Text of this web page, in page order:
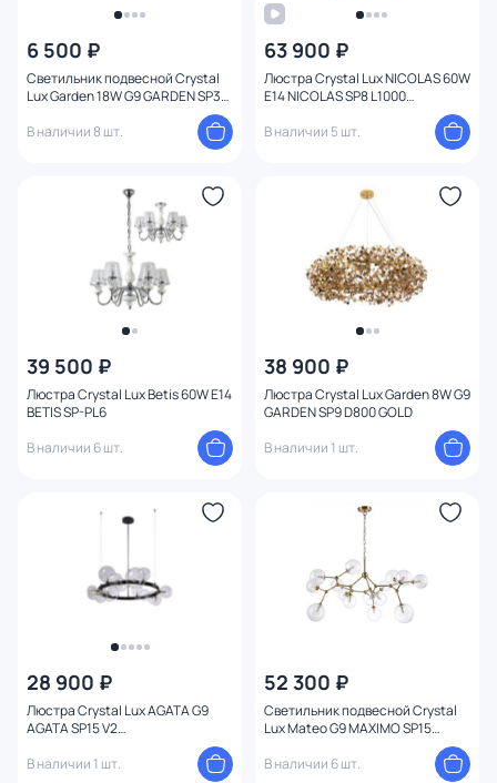
6 500 ₽
Светильник подвесной Crystal
Lux Garden 18W G9 GARDEN SP3
В наличии 8 шт.
63 900 ₽
Люстра Crystal Lux NICOLAS 60W
E14 NICOLAS SP8 L1000
В наличии 5 шт.
39 500 ₽
Люстра Crystal Lux Betis 60W E14
BETIS SP-PL6
В наличии 6 шт.
38 900 ₽
Люстра Crystal Lux Garden 8W G9
GARDEN SP9 D800 GOLD
В наличии 1 шт.
28 900 ₽
Люстра Crystal Lux AGATA G9
AGATA SP15 V2
В наличии 1 шт.
52 300 ₽
Светильник подвесной Crystal
Lux Mateo G9 MAXIMO SP15
В наличии 6 шт.